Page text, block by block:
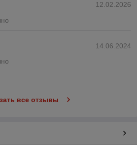
12.02.2026
14.06.2024
все отзывы